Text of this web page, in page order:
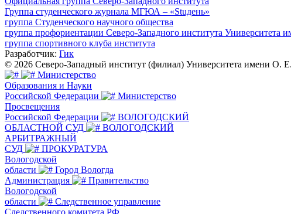
Группа студенческого журнала МГЮА – «Stuдень»
группа Студенческого научного общества
группа профориентации Северо-Западного института
группа спортивного клуба института
Разработчик: Гик
© 2026 Северо-Западный институт (филиал) Университета имени
Министерство
Образования и Науки
Российской Федерации
Министерство
Просвещения
Российской Федерации
ВОЛОГОДСКИЙ
ОБЛАСТНОЙ СУД
ВОЛОГОДСКИЙ
АРБИТРАЖНЫЙ
СУД
ПРОКУРАТУРА
Вологодской
области
Город Вологда
Администрация
Правительство
Вологодской
области
Следственное управление
Следственного комитета РФ